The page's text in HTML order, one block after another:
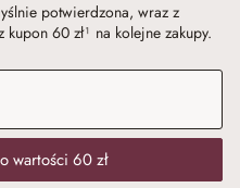
potwierdzona, wraz z
60 zł¹ na kolejne zakupy.
wartości 60 zł